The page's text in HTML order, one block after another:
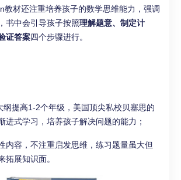
教材还注重培养孩子的数学思维能力，强调
书中会引导孩子按照理解题意、制定计
证答案四个步骤进行。
纲提高1-2个年级，美国顶尖私校贝塞思的
进式学习，培养孩子解决问题的能力；
内容，不注重启发思维，练习题量虽大但
拓展知识面。